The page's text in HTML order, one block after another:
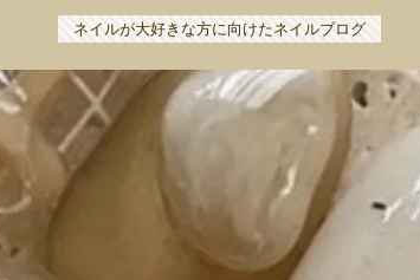
ネイルが大好きな方に向けたネイルブログ